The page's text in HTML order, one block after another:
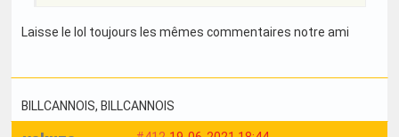
Laisse le lol toujours les mêmes commentaires notre ami
BILLCANNOIS, BILLCANNOIS